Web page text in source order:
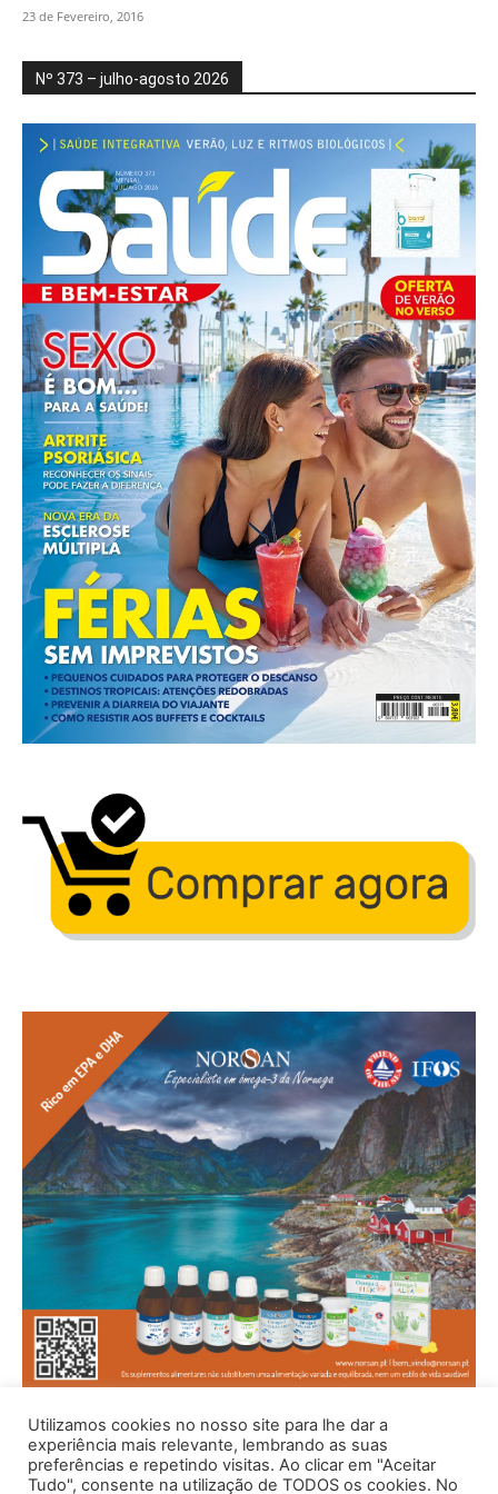
23 de Fevereiro, 2016
Nº 373 – julho-agosto 2026
Utilizamos cookies no nosso site para lhe dar a
experiência mais relevante, lembrando as suas
preferências e repetindo visitas. Ao clicar em "Aceitar
Tudo", consente na utilização de TODOS os cookies. No